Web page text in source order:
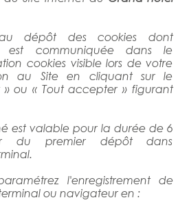
au dépôt des cookies dont
est communiquée dans le
cookies visible lors de votre
au Site en cliquant sur le
ou « Tout accepter » figurant
est valable pour la durée de 6
du premier dépôt dans
l'enregistrement de
ou navigateur en :